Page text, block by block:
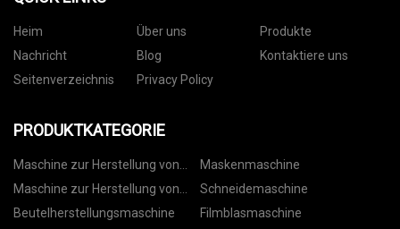
Heim Über uns
Produkte
Nachricht
Blog
Kontaktiere uns
Seitenverzeichnis
Privacy Policy
PRODUKTKATEGORIE
Maschine zur Herstellung von
Vliesbeuteln
Maskenmaschine
Maschine zur Herstellung von
Papiertüten
Schneidemaschine
Beutelherstellungsmaschine
Filmblasmaschine